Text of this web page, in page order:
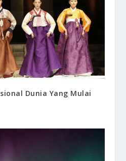
Dunia Yang Mulai